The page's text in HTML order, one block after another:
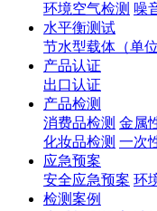
环境空气检测 噪
水平衡测试
节水型载体（单
产品认证
出口认证
产品检测
消费品检测 金属
化妆品检测 一次
应急预案
安全应急预案 环
检测案例